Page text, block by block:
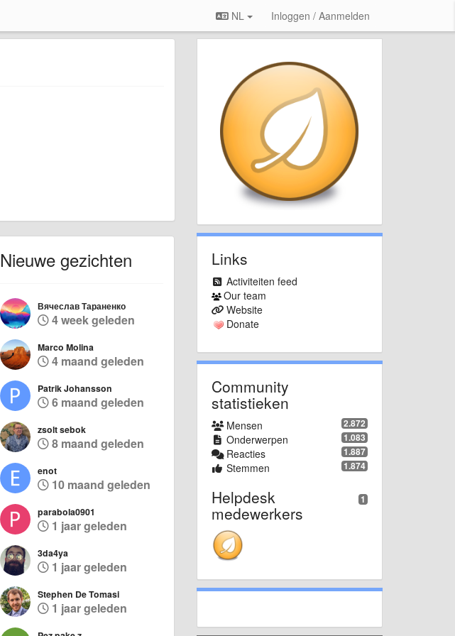
NL Inloggen / Aanmelden
Nieuwe gezichten
Вячеслав Тараненко
4 week geleden
Marco Molina
4 maand geleden
Patrik Johansson
6 maand geleden
zsolt sebok
8 maand geleden
enot
10 maand geleden
parabola0901
1 jaar geleden
3da4ya
1 jaar geleden
Stephen De Tomasi
1 jaar geleden
Links
Activiteiten feed
Our team
Website
Donate
Community
statistieken
2.872
Mensen
1.083
Onderwerpen
1.887
Reacties
1.874
Stemmen
1
Helpdesk
medewerkers